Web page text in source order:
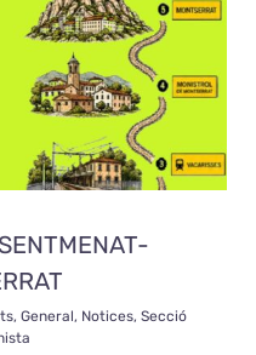
, General, Notices, Secció